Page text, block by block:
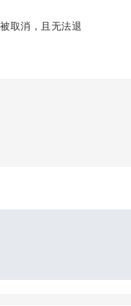
取消，且无法退